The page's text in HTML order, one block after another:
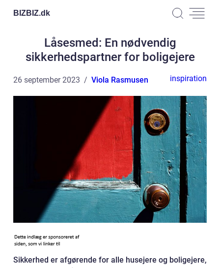
BIZBIZ.dk
Låsesmed: En nødvendig
sikkerhedspartner for boligejere
26 september 2023 Viola Rasmusen inspiration
Sikkerhed er afgørende for alle husejere og boligejere,